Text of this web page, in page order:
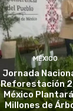
MÉXICO
Jornada
Reforestación
México
Millones de